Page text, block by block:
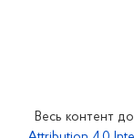
Запорізьке
Кіровоградське
Весь контент